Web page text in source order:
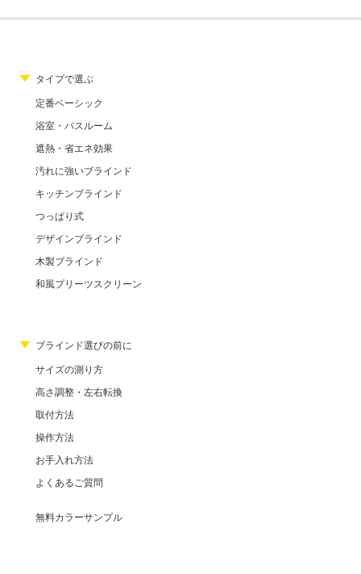
タイプで選ぶ
定番ベーシック
浴室・バスルーム
遮熱・省エネ効果
汚れに強いブラインド
キッチンブラインド
つっぱり式
デザインブラインド
木製ブラインド
和風プリーツスクリーン
ブラインド選びの前に
サイズの測り方
高さ調整・左右転換
取付方法
操作方法
お手入れ方法
よくあるご質問
無料カラーサンプル